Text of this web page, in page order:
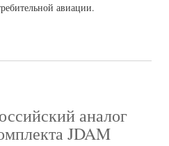
авиации.
аналог
JDAM